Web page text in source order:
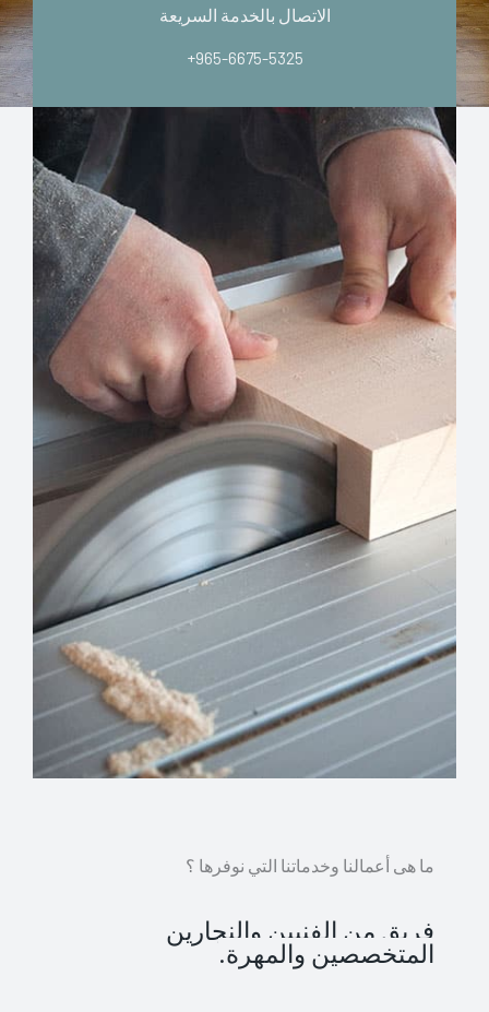
الاتصال بالخدمة السريعة
+965-6675-5325
ما هى أعمالنا وخدماتنا التي نوفرها ؟
فريق من الفنيين والنجارين
المتخصصين والمهرة.